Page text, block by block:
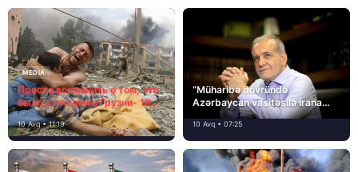
MEDİA
Просто вспомнить о том, что
было в эти дни в Грузии- 18
лет назад, 8 августа 2008
года…
10 Avq • 11:19
“Müharibə dövründə
Azərbaycan vasitəsilə İrana
yardım və dəstək göstərilib”
10 Avq • 07:25